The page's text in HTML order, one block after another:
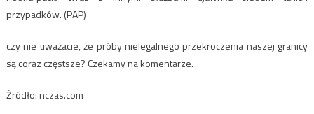
przypadków. (PAP)
czy nie uważacie, że próby nielegalnego przekroczenia naszej granicy
są coraz częstsze? Czekamy na komentarze.
Źródło: nczas.com